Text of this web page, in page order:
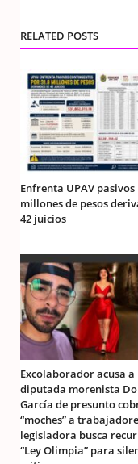
RELATED POSTS
Enfrenta UPAV pasivos
millones de pesos
42 juicios
Excolaborador acusa a
diputada morenista
García de presunto
“moches” a
legisladora busca
“Ley Olimpia” para